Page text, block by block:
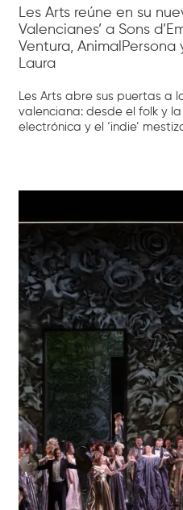
Les Arts reúne en su
Valencianes’ a Sons
Ventura, AnimalPersona
Laura
Les Arts abre sus puertas a
valenciana: desde el folk y
electrónica y el ‘indie’